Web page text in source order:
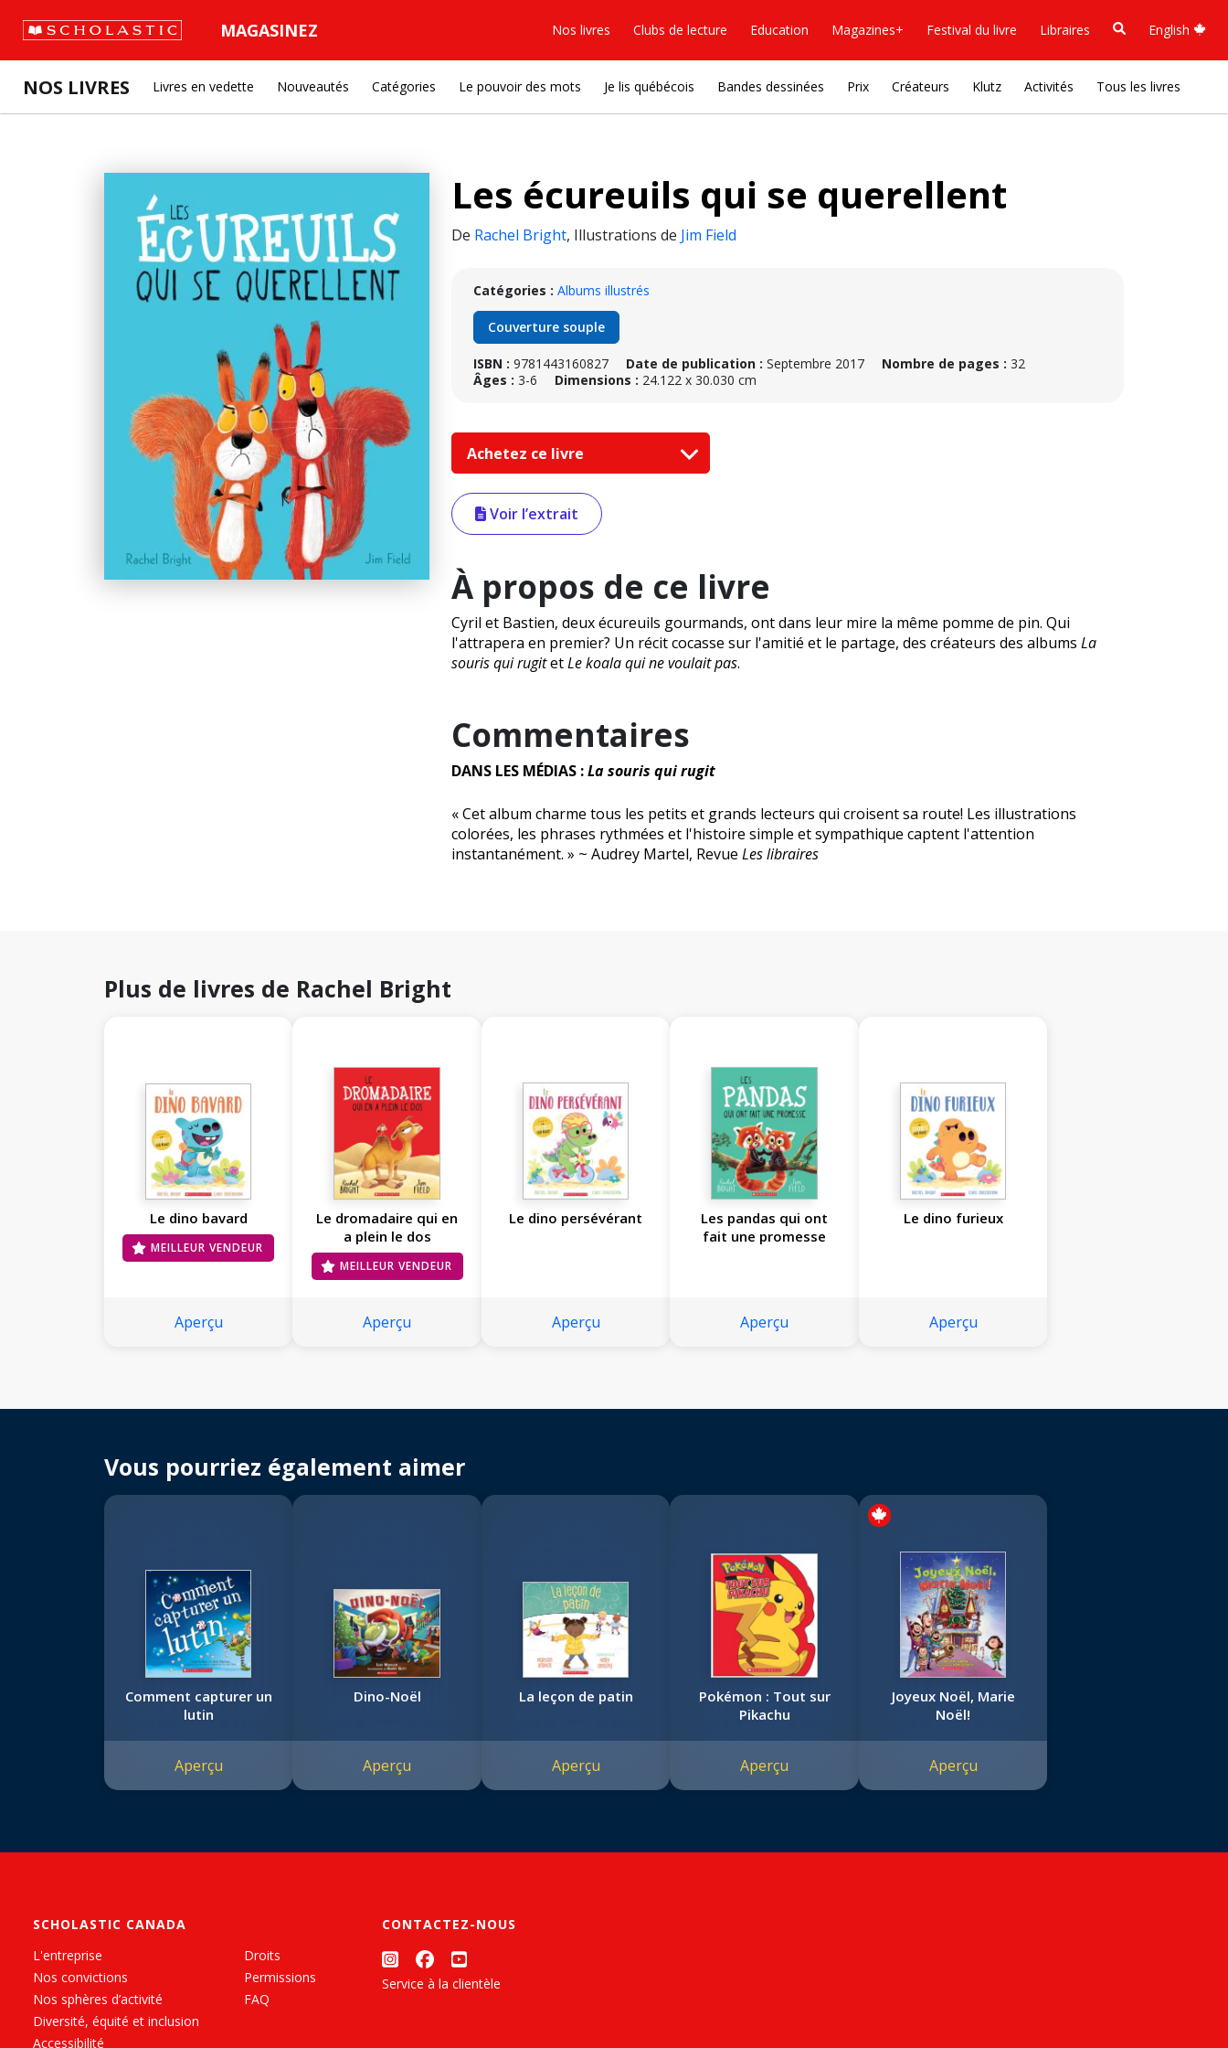
MAGASINEZ Nos livres Clubs de lecture Education Magazines+ Festival du livre Libraires English
NOS LIVRES Livres en vedette Nouveautés Catégories Le pouvoir des mots Je lis québécois Bandes dessinées Prix Créateurs Klutz Activités Tous les livres
Les écureuils qui se querellent
De Rachel Bright, Illustrations de Jim Field
Catégories : Albums illustrés
Couverture souple
ISBN : 9781443160827 Date de publication : Septembre 2017 Nombre de pages : 32
Âges : 3-6 Dimensions : 24.122 x 30.030 cm
Achetez ce livre
Voir l’extrait
À propos de ce livre
Cyril et Bastien, deux écureuils gourmands, ont dans leur mire la même pomme de pin. Qui
l'attrapera en premier? Un récit cocasse sur l'amitié et le partage, des créateurs des albums La
souris qui rugitetLe koala qui ne voulait pas.
Commentaires
DANS LES MÉDIAS :La souris qui rugit
« Cet album charme tous les petits et grands lecteurs qui croisent sa route! Les illustrations
colorées, les phrases rythmées et l'histoire simple et sympathique captent l'attention
instantanément. » ~ Audrey Martel, Revue Les libraires
Plus de livres de Rachel Bright
Le dino bavard
MEILLEUR VENDEUR
Aperçu
Le dromadaire qui en
a plein le dos
MEILLEUR VENDEUR
Aperçu
Le dino persévérant
Aperçu
Les pandas qui ont
fait une promesse
Aperçu
Le dino furieux
Aperçu
Vous pourriez également aimer
Comment capturer un
lutin
Aperçu
Dino-Noël
Aperçu
La leçon de patin
Aperçu
Pokémon : Tout sur
Pikachu
Aperçu
Joyeux Noël, Marie
Noël!
Aperçu
SCHOLASTIC CANADA
L'entreprise
Nos convictions
Nos sphères d’activité
Diversité, équité et inclusion
Accessibilité
Droits
Permissions
FAQ
CONTACTEZ-NOUS
Service à la clientèle